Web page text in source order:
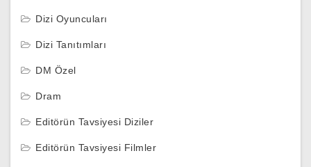
Dizi Oyuncuları
Dizi Tanıtımları
DM Özel
Dram
Editörün Tavsiyesi Diziler
Editörün Tavsiyesi Filmler